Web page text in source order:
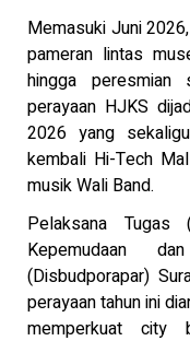
Memasuki Juni
pameran lintas
hingga peresmian
perayaan HJKS
2026 yang
kembali Hi-Tech
musik Wali Band.
Pelaksana Tugas
Kepemudaan
(Disbudporapar)
perayaan tahun ini
memperkuat city